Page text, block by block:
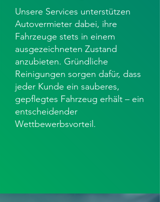
Unsere Services unterstützen
Autovermieter dabei, ihre
Fahrzeuge stets in einem
ausgezeichneten Zustand
anzubieten. Gründliche
Reinigungen sorgen dafür, dass
jeder Kunde ein sauberes,
gepflegtes Fahrzeug erhält – ein
entscheidender
Wettbewerbsvorteil.